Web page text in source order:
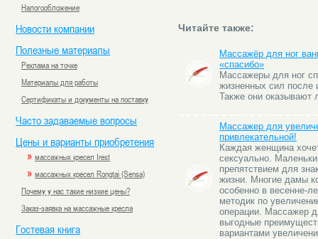
Налогообложение
Новости компании
Полезные материалы
Реклама на точке
Материалы для работы
Сертификаты и документы на поставку
Часто задаваемые вопросы
Цены и варианты приобретения
» массажных кресел Irest
» массажных кресел Rongtai (Sensa)
Почему у нас такие низкие цены?
Заказ-заявка на массажные кресла
Гостевая книга
Читайте также:
Массажёр для ног
«спасибо»
Массажеры для ног
жизненных сил после
Также они оказывают
Массажер для
привлекательной!
Каждая женщина
сексуально.
препятствием для
жизни. Многие дамы
особенно в весенне-
методик по
операции. Массажер
выгодные
вариантами